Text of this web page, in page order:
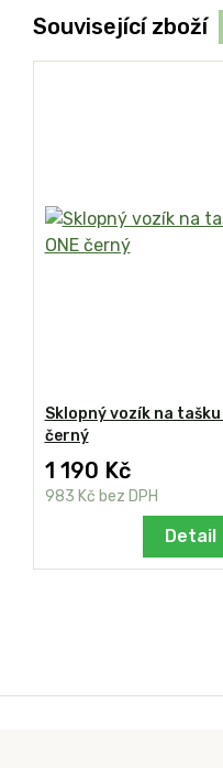
Související zboží
Sklopný vozík na tašku
černý
1 190 Kč
983 Kč bez DPH
Detail